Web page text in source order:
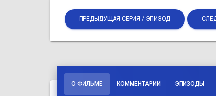
ПРЕДЫДУЩАЯ СЕРИЯ / ЭПИЗОД
О ФИЛЬМЕ КОММЕНТАРИИ ЭПИЗОДЫ